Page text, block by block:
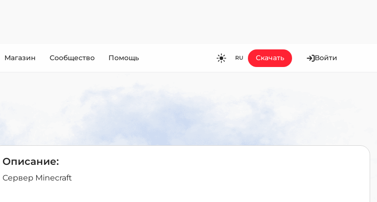
Магазин Сообщество Помощь RU Скачать Войти
Описание:
Сервер Minecraft